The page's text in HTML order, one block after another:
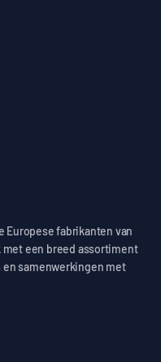
Europese fabrikanten van
een breed assortiment
en samenwerkingen met